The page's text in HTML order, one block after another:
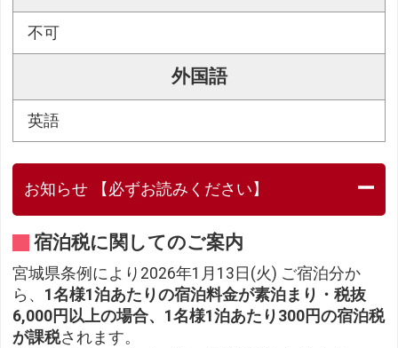
不可
外国語
英語
お知らせ 【必ずお読みください】
宿泊税に関してのご案内
宮城県条例により2026年1月13日(火) ご宿泊分か
ら、 1名様1泊あたりの宿泊料金が素泊まり・税抜
6,000円以上の場合、1名様1泊あたり300円の宿泊税
が課税されます。